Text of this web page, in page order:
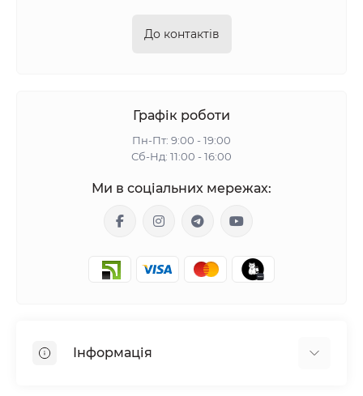
До контактів
Графік роботи
Пн-Пт: 9:00 - 19:00
Сб-Нд: 11:00 - 16:00
Ми в соціальних мережах:
Інформація